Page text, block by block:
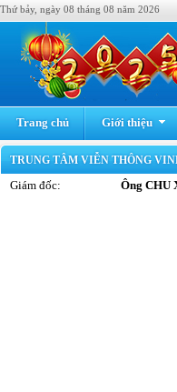
Thứ bảy, ngày 08 tháng 08 năm 2026
Trang chủ Giới thiệu
TRUNG TÂM VIỄN THÔNG
Giám đốc: Ông CHU